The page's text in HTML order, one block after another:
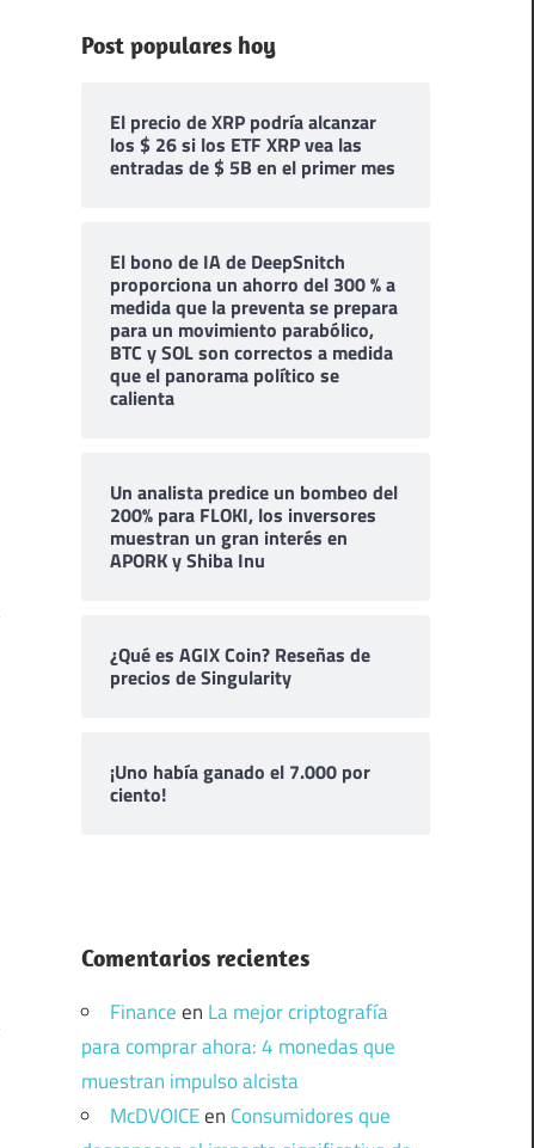
Post populares hoy
El precio de XRP podría alcanzar
los $ 26 si los ETF XRP vea las
entradas de $ 5B en el primer mes
El bono de IA de DeepSnitch
proporciona un ahorro del 300 % a
medida que la preventa se prepara
para un movimiento parabólico,
BTC y SOL son correctos a medida
que el panorama político se
calienta
Un analista predice un bombeo del
200% para FLOKI, los inversores
muestran un gran interés en
APORK y Shiba Inu
¿Qué es AGIX Coin? Reseñas de
precios de Singularity
¡Uno había ganado el 7.000 por
ciento!
Comentarios recientes
Financeen La mejor criptografía
para comprar ahora: 4 monedas que
muestran impulso alcista
McDVOICEen Consumidores que